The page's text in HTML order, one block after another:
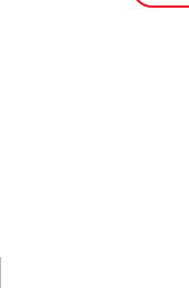
Arbeit mit einer